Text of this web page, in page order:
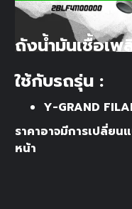
ถังน้ำมันเชื้อเพ
ใช้กับรถรุ่น :
Y-GRAND
ราคาอาจมีการเปลี่ย
หน้า